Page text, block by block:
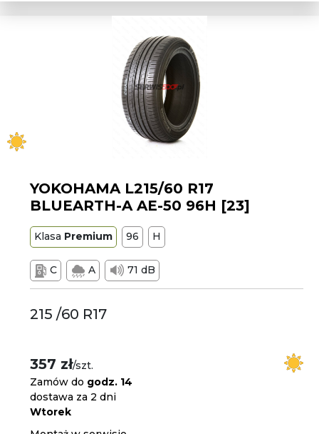
YOKOHAMA L215/60 R17
BLUEARTH-A AE-50 96H [23]
Klasa Premium 96 H
C A 71 dB
215 /60 R17
357 zł/szt.
Zamów do godz. 14
dostawa za 2 dni
Wtorek